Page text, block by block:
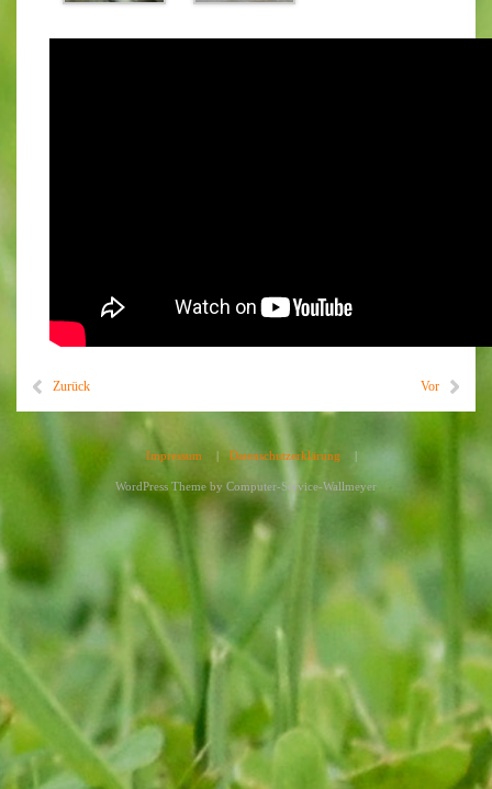
Zurück Vor
Impressum | Datenschutzerklärung |
WordPress Theme by Computer-Service-Wallmeyer